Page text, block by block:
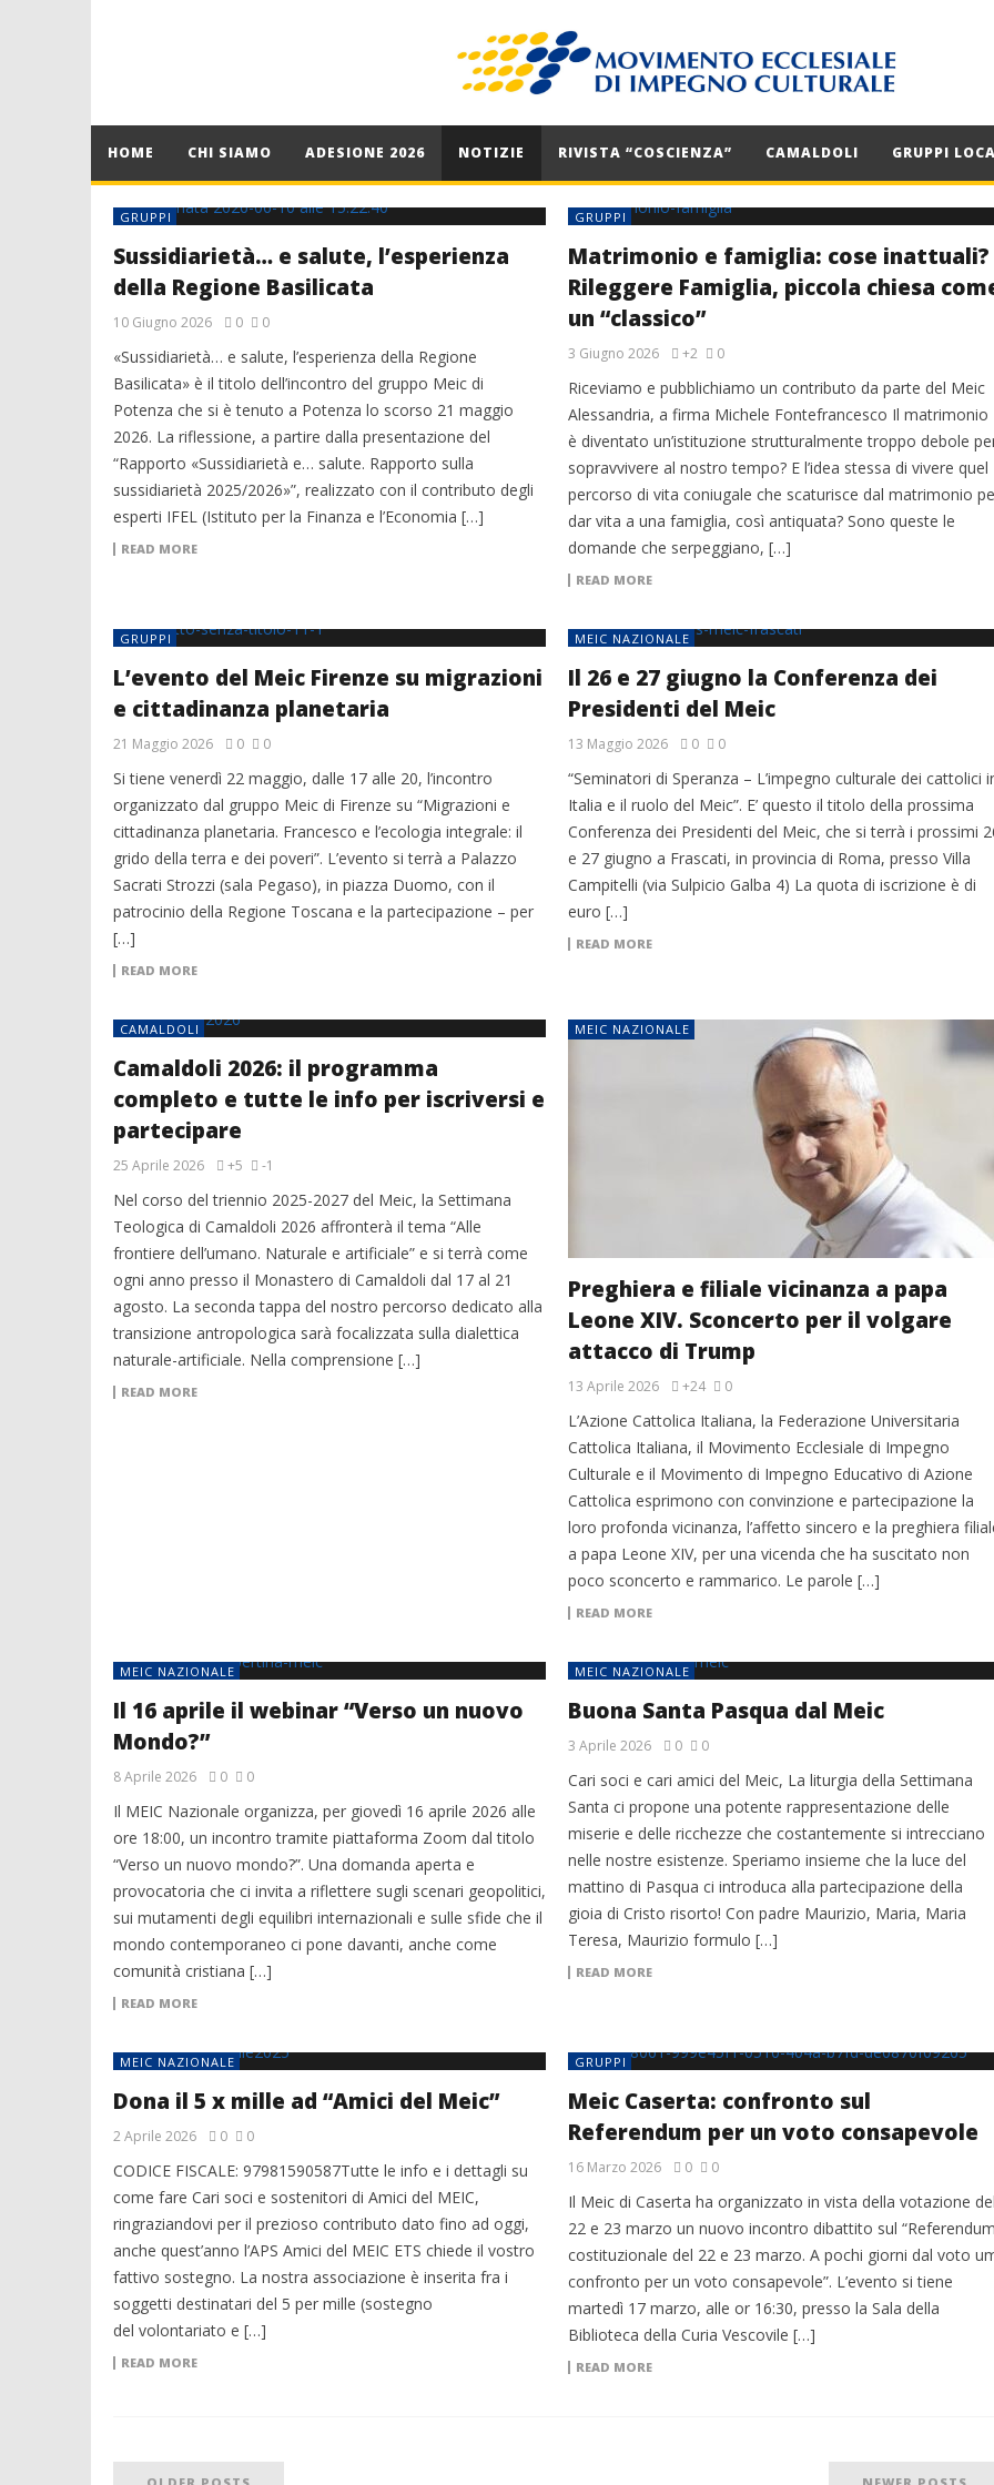
HOME CHI SIAMO ADESIONE 2026 NOTIZIE RIVISTA “COSCIENZA” CAMALDOLI GRUPPI
GRUPPI
Sussidiarietà… e salute, l’esperienza
della Regione Basilicata
10 Giugno 2026 0 0
«Sussidiarietà… e salute, l’esperienza della Regione
Basilicata» è il titolo dell’incontro del gruppo Meic di
Potenza che si è tenuto a Potenza lo scorso 21 maggio
2026. La riflessione, a partire dalla presentazione del
“Rapporto «Sussidiarietà e… salute. Rapporto sulla
sussidiarietà 2025/2026»”, realizzato con il contributo degli
esperti IFEL (Istituto per la Finanza e l’Economia […]
READ MORE
GRUPPI
Matrimonio e famiglia: cose inattuali?
Rileggere Famiglia, piccola chiesa
un “classico”
3 Giugno 2026 +2 0
Riceviamo e pubblichiamo un contributo da parte del Meic
Alessandria, a firma Michele Fontefrancesco Il matrimonio
è diventato un’istituzione strutturalmente troppo debole
sopravvivere al nostro tempo? E l’idea stessa di vivere quel
percorso di vita coniugale che scaturisce dal matrimonio
dar vita a una famiglia, così antiquata? Sono queste le
domande che serpeggiano, […]
READ MORE
GRUPPI
L’evento del Meic Firenze su migrazioni
e cittadinanza planetaria
21 Maggio 2026 0 0
Si tiene venerdì 22 maggio, dalle 17 alle 20, l’incontro
organizzato dal gruppo Meic di Firenze su “Migrazioni e
cittadinanza planetaria. Francesco e l’ecologia integrale: il
grido della terra e dei poveri”. L’evento si terrà a Palazzo
Sacrati Strozzi (sala Pegaso), in piazza Duomo, con il
patrocinio della Regione Toscana e la partecipazione – per
[…]
READ MORE
MEIC NAZIONALE
Il 26 e 27 giugno la Conferenza dei
Presidenti del Meic
13 Maggio 2026 0 0
“Seminatori di Speranza – L’impegno culturale dei cattolici
Italia e il ruolo del Meic”. E’ questo il titolo della prossima
Conferenza dei Presidenti del Meic, che si terrà i prossimi
e 27 giugno a Frascati, in provincia di Roma, presso Villa
Campitelli (via Sulpicio Galba 4) La quota di iscrizione è di
euro […]
READ MORE
CAMALDOLI
Camaldoli 2026: il programma
completo e tutte le info per iscriversi e
partecipare
25 Aprile 2026 +5 -1
Nel corso del triennio 2025-2027 del Meic, la Settimana
Teologica di Camaldoli 2026 affronterà il tema “Alle
frontiere dell’umano. Naturale e artificiale” e si terrà come
ogni anno presso il Monastero di Camaldoli dal 17 al 21
agosto. La seconda tappa del nostro percorso dedicato alla
transizione antropologica sarà focalizzata sulla dialettica
naturale-artificiale. Nella comprensione […]
READ MORE
MEIC NAZIONALE
Preghiera e filiale vicinanza a papa
Leone XIV. Sconcerto per il volgare
attacco di Trump
13 Aprile 2026 +24 0
L’Azione Cattolica Italiana, la Federazione Universitaria
Cattolica Italiana, il Movimento Ecclesiale di Impegno
Culturale e il Movimento di Impegno Educativo di Azione
Cattolica esprimono con convinzione e partecipazione la
loro profonda vicinanza, l’affetto sincero e la preghiera
a papa Leone XIV, per una vicenda che ha suscitato non
poco sconcerto e rammarico. Le parole […]
READ MORE
MEIC NAZIONALE
Il 16 aprile il webinar “Verso un nuovo
Mondo?”
8 Aprile 2026 0 0
Il MEIC Nazionale organizza, per giovedì 16 aprile 2026 alle
ore 18:00, un incontro tramite piattaforma Zoom dal titolo
“Verso un nuovo mondo?”. Una domanda aperta e
provocatoria che ci invita a riflettere sugli scenari geopolitici,
sui mutamenti degli equilibri internazionali e sulle sfide che il
mondo contemporaneo ci pone davanti, anche come
comunità cristiana […]
READ MORE
MEIC NAZIONALE
Buona Santa Pasqua dal Meic
3 Aprile 2026 0 0
Cari soci e cari amici del Meic, La liturgia della Settimana
Santa ci propone una potente rappresentazione delle
miserie e delle ricchezze che costantemente si intrecciano
nelle nostre esistenze. Speriamo insieme che la luce del
mattino di Pasqua ci introduca alla partecipazione della
gioia di Cristo risorto! Con padre Maurizio, Maria, Maria
Teresa, Maurizio formulo […]
READ MORE
MEIC NAZIONALE
Dona il 5 x mille ad “Amici del Meic”
2 Aprile 2026 0 0
CODICE FISCALE: 97981590587Tutte le info e i dettagli su
come fare Cari soci e sostenitori di Amici del MEIC,
ringraziandovi per il prezioso contributo dato fino ad oggi,
anche quest’anno l’APS Amici del MEIC ETS chiede il vostro
fattivo sostegno. La nostra associazione è inserita fra i
soggetti destinatari del 5 per mille (sostegno
del volontariato e […]
READ MORE
GRUPPI
Meic Caserta: confronto sul
Referendum per un voto consapevole
16 Marzo 2026 0 0
Il Meic di Caserta ha organizzato in vista della votazione
22 e 23 marzo un nuovo incontro dibattito sul
costituzionale del 22 e 23 marzo. A pochi giorni dal voto
confronto per un voto consapevole”. L’evento si tiene
martedì 17 marzo, alle or 16:30, presso la Sala della
Biblioteca della Curia Vescovile […]
READ MORE